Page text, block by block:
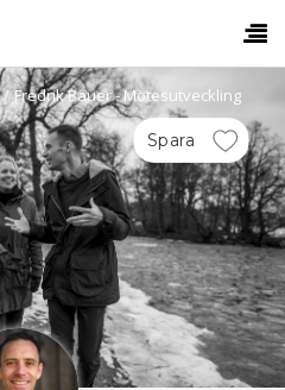
/ Fredrik Bauer - Mötesutveckling
Spara